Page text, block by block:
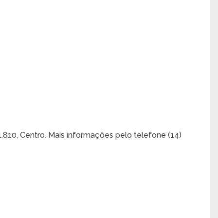
Centro. Mais informações pelo telefone (14)